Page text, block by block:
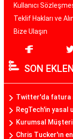
Kullanıcı
Teklif Hakları ve
Bize Ulaşın
SON
Twitter'da fatura
RegTech'in yasal
Kurumsal
Chris Tucker'ın